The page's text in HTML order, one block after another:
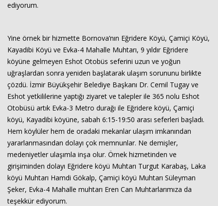
ediyorum.
Yine örnek bir hizmette Bornova’nın Eğridere Köyü, Çamiçi Köyü,
Kayadibi Köyü ve Evka-4 Mahalle Muhtarı, 9 yıldır Eğridere
köyüne gelmeyen Eshot Otobüs seferini uzun ve yoğun
uğraşlardan sonra yeniden başlatarak ulaşım sorununu birlikte
çözdü. İzmir Büyükşehir Belediye Başkanı Dr. Cemil Tugay ve
Eshot yetkililerine yaptığı ziyaret ve talepler ile 365 nolu Eshot
Otobüsü artık Evka-3 Metro durağı ile Eğridere köyü, Çamiçi
köyü, Kayadibi köyüne, sabah 6:15-19:50 arası seferleri başladı.
Hem köylüler hem de oradaki mekanlar ulaşım imkanından
yararlanmasından dolayı çok memnunlar. Ne demişler,
medeniyetler ulaşımla inşa olur. Örnek hizmetinden ve
girişiminden dolayı Eğridere köyü Muhtarı Turgut Karabaş, Laka
köyü Muhtarı Hamdi Gökalp, Çamiçi köyü Muhtarı Süleyman
Şeker, Evka-4 Mahalle muhtarı Eren Can Muhtarlarımıza da
teşekkür ediyorum.